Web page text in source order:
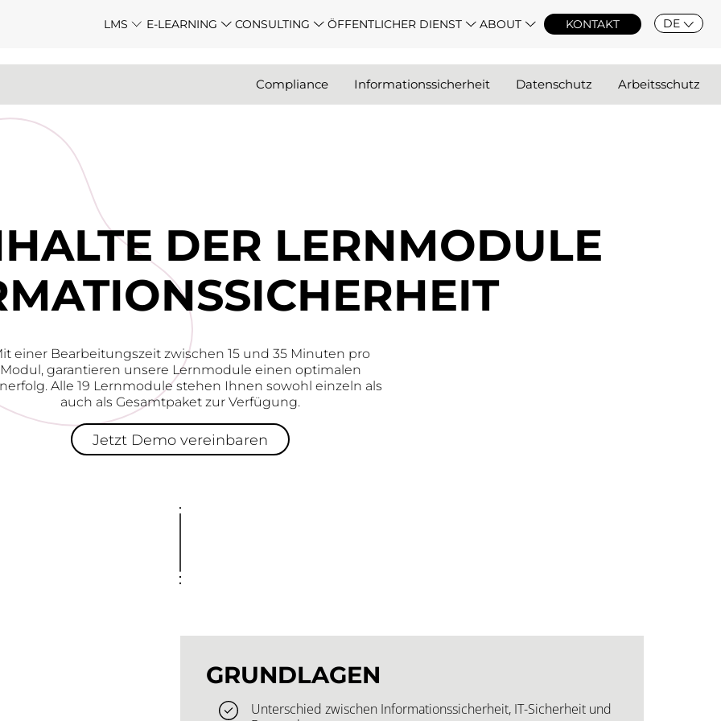
LMS E-LEARNING CONSULTING ÖFFENTLICHER DIENST ABOUT KONTAKT DE
Compliance Informationssicherheit Datenschutz Arbeitsschutz
DER LERN­­MODULE
einer Bearbeitungszeit zwischen 15 und 35 Minuten pro
Modul, garantieren unsere Lernmodule einen optimalen
Alle 19 Lernmodule stehen Ihnen sowohl einzeln als
auch als Gesamtpaket zur Verfügung.
Jetzt Demo vereinbaren
GRUNDLAGEN
Unterschied zwischen Informationssicherheit, IT-Sicherheit und